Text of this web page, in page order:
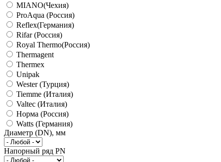
MIANO(Чехия)
ProAqua (Россия)
Reflex(Германия)
Rifar (Россия)
Royal Thermo(Россия)
Thermagent
Thermex
Unipak
Wester (Турция)
Tiemme (Италия)
Valtec (Италия)
Норма (Россия)
Watts (Германия)
Диаметр (DN), мм
Напорный ряд PN